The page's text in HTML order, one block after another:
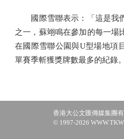
國際雪聯表示：「這是我
之一，蘇翊鳴在參加的每一場
在國際雪聯公園與U型場地項
單賽季斬獲獎牌數最多的紀錄。
香港大公文匯傳媒集團
© 1997-2026